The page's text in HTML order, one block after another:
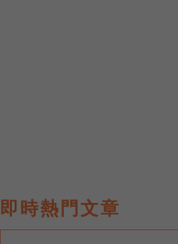
即時熱門文章